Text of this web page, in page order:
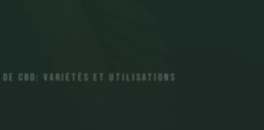
de CBD: Variétés et Utilisations